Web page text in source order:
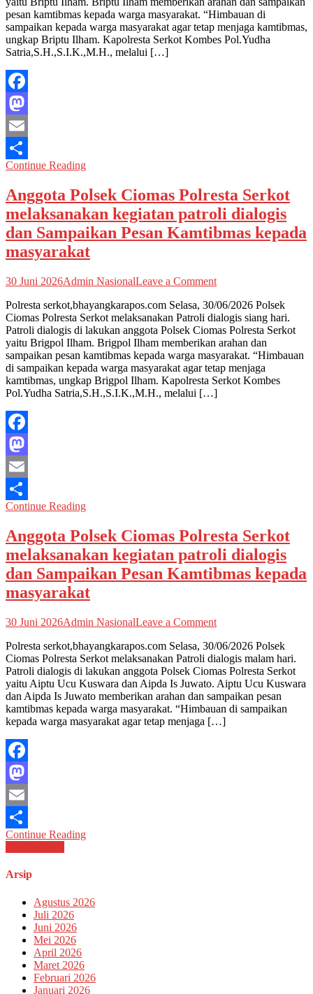
Serkot
melaksanakan
kegiatan
patroli
pesan kamtibmas kepada warga masyarakat. “Himbauan di
sampaikan kepada warga masyarakat agar tetap menjaga kamtibmas,
ungkap Briptu Ilham. Kapolresta Serkot Kombes Pol.Yudha
Satria,S.H.,S.I.K.,M.H., melalui […]
Facebook
Mastodon
Email
Share
Continue Reading
Anggota Polsek Ciomas Polresta Serkot
melaksanakan kegiatan patroli dialogis
dan Sampaikan Pesan Kamtibmas kepada
masyarakat
30 Juni 2026Admin NasionalLeave a Commenton
Polsek
Ciomas
Polresta
Serkot
melaksanakan
kegiatan
patroli
Polresta serkot,bhayangkarapos.com Selasa, 30/06/2026 Polsek
Ciomas Polresta Serkot melaksanakan Patroli dialogis siang hari.
Patroli dialogis di lakukan anggota Polsek Ciomas Polresta Serkot
yaitu Brigpol Ilham. Brigpol Ilham memberikan arahan dan
sampaikan pesan kamtibmas kepada warga masyarakat. “Himbauan
di sampaikan kepada warga masyarakat agar tetap menjaga
kamtibmas, ungkap Brigpol Ilham. Kapolresta Serkot Kombes
Pol.Yudha Satria,S.H.,S.I.K.,M.H., melalui […]
Facebook
Mastodon
Email
Share
Continue Reading
Anggota Polsek Ciomas Polresta Serkot
melaksanakan kegiatan patroli dialogis
dan Sampaikan Pesan Kamtibmas kepada
masyarakat
30 Juni 2026Admin NasionalLeave a Commenton
Polsek
Ciomas
Polresta
Serkot
melaksanakan
kegiatan
patroli
Polresta serkot,bhayangkarapos.com Selasa, 30/06/2026 Polsek
Ciomas Polresta Serkot melaksanakan Patroli dialogis malam hari.
Patroli dialogis di lakukan anggota Polsek Ciomas Polresta Serkot
yaitu Aiptu Ucu Kuswara dan Aipda Is Juwato. Aiptu Ucu Kuswara
dan Aipda Is Juwato memberikan arahan dan sampaikan pesan
kamtibmas kepada warga masyarakat. “Himbauan di sampaikan
kepada warga masyarakat agar tetap menjaga […]
Facebook
Mastodon
Email
Share
Continue Reading
Navigasi
pos
Arsip
Agustus 2026
Juli 2026
Juni 2026
Mei 2026
April 2026
Maret 2026
Februari 2026
Januari 2026